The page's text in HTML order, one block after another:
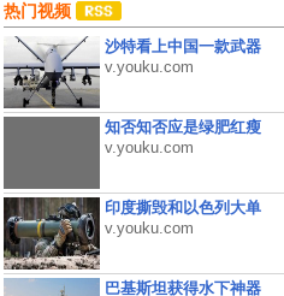
热门视频
沙特看上中国一款武器
v.youku.com
知否知否应是绿肥红瘦
v.youku.com
印度撕毁和以色列大单
v.youku.com
巴基斯坦获得水下神器